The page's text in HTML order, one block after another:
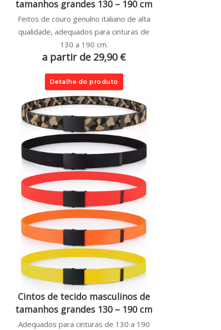
tamanhos grandes 130 – 190 cm
Feitos de couro genuíno italiano de alta
qualidade, adequados para cinturas de
130 a 190 cm.
a partir de 29,90 €
Detalhe do produto
Cintos de tecido masculinos de
tamanhos grandes 130 – 190 cm
Adequados para cinturas de 130 a 190